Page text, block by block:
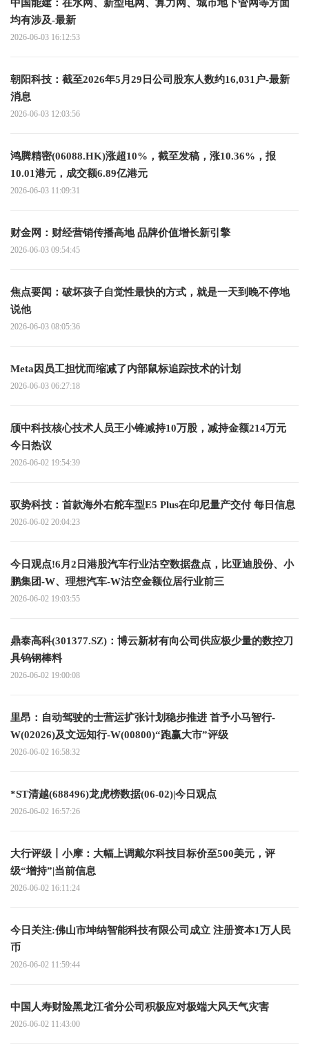
中国能建：在水网、新型电网、算力网、城市地下管网等方面
均有涉及-最新
2026-06-03 16:12:53
朝阳科技：截至2026年5月29日公司股东人数约16,031户-最新
消息
2026-06-03 12:03:56
鸿腾精密(06088.HK)涨超10%，截至发稿，涨10.36%，报
10.01港元，成交额6.89亿港元
2026-06-03 11:09:31
财金网：财经营销传播高地 品牌价值增长新引擎
2026-06-03 09:54:45
焦点要闻：破坏孩子自觉性最快的方式，就是一天到晚不停地
说他
2026-06-03 08:05:36
Meta因员工担忧而缩减了内部鼠标追踪技术的计划
2026-06-03 06:27:18
颀中科技核心技术人员王小锋减持10万股，减持金额214万元
今日热议
2026-06-02 19:54:39
驭势科技：首款海外右舵车型E5 Plus在印尼量产交付 每日信息
2026-06-02 20:04:23
今日观点!6月2日港股汽车行业沽空数据盘点，比亚迪股份、小
鹏集团-W、理想汽车-W沽空金额位居行业前三
2026-06-02 19:03:55
鼎泰高科(301377.SZ)：博云新材有向公司供应极少量的数控刀
具钨钢棒料
2026-06-02 19:00:08
里昂：自动驾驶的士营运扩张计划稳步推进 首予小马智行-
W(02026)及文远知行-W(00800)“跑赢大市”评级
2026-06-02 16:58:32
*ST清越(688496)龙虎榜数据(06-02)|今日观点
2026-06-02 16:57:26
大行评级丨小摩：大幅上调戴尔科技目标价至500美元，评
级“增持”|当前信息
2026-06-02 16:11:24
今日关注:佛山市坤纳智能科技有限公司成立 注册资本1万人民
币
2026-06-02 11:59:44
中国人寿财险黑龙江省分公司积极应对极端大风天气灾害
2026-06-02 11:43:00